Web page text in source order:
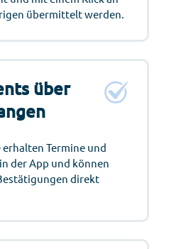
übermittelt werden.
über
Termine und
der App und können
direkt